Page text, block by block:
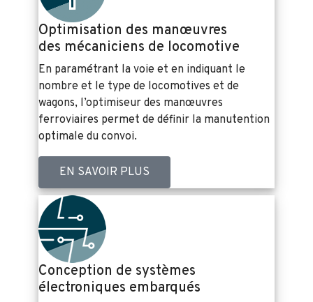
Optimisation des manœuvres
des mécaniciens de locomotive
En paramétrant la voie et en indiquant le
nombre et le type de locomotives et de
wagons, l’optimiseur des manœuvres
ferroviaires permet de définir la manutention
optimale du convoi.
EN SAVOIR PLUS
Conception de systèmes
électroniques embarqués